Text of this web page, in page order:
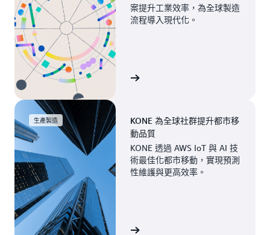
案提升工業效率，為全球製造
流程導入現代化。
檢視案例
生產製造
KONE 為全球社群提升都市移
動品質
KONE 透過 AWS IoT 與 AI 技
術最佳化都市移動，實現預測
性維護與更高效率。
檢視案例